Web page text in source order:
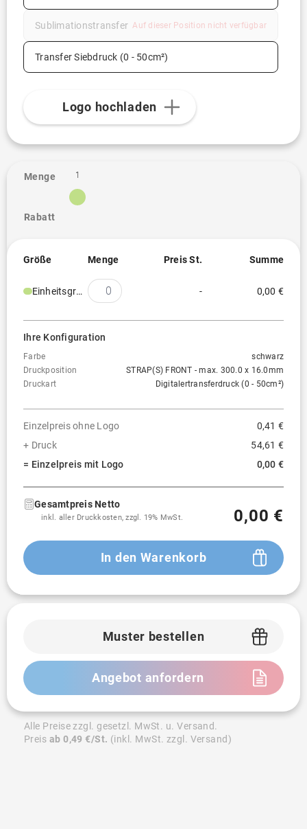
Sublimationstransfer Auf dieser Position nicht verfügbar
Transfer Siebdruck (0 - 50cm²)
Logo hochladen
Menge
Rabatt
1
Größe Menge Preis St. Summe
Einheitsgröße - 0,00 €
Ihre Konfiguration
Farbe
schwarz
Druckposition
STRAP(S) FRONT - max. 300.0 x 16.0mm
Druckart
Digitalertransferdruck (0 - 50cm²)
Einzelpreis ohne Logo
0,41 €
+ Druck
54,61 €
= Einzelpreis mit Logo
0,00 €
Gesamtpreis Netto
inkl. aller Druckkosten, zzgl. 19% MwSt. 0,00 €
In den Warenkorb
Muster bestellen
Angebot anfordern
Alle Preise zzgl. gesetzl. MwSt. u. Versand.
Preis ab 0,49 €/St. (inkl. MwSt. zzgl. Versand)